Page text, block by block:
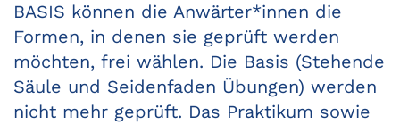
BASIS können die Anwärter*innen die
Formen, in denen sie geprüft werden
möchten, frei wählen. Die Basis (Stehende
Säule und Seidenfaden Übungen) werden
nicht mehr geprüft. Das Praktikum sowie